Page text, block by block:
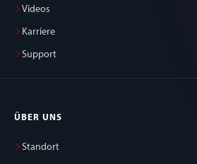
Videos
Karriere
Support
ÜBER UNS
Standort